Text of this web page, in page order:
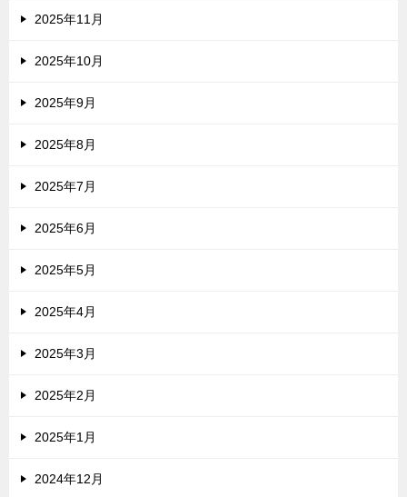
2025年11月
2025年10月
2025年9月
2025年8月
2025年7月
2025年6月
2025年5月
2025年4月
2025年3月
2025年2月
2025年1月
2024年12月